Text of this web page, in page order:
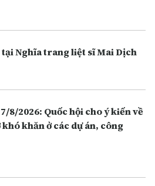
tại Nghĩa trang liệt sĩ Mai Dịch
8/2026: Quốc hội cho ý kiến về
khăn ở các dự án, công